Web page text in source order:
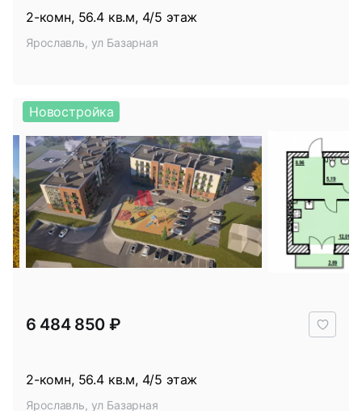
2-комн, 56.4 кв.м, 4/5 этаж
Ярославль, ул Базарная
2-комн, 56.4 кв.м, 4/5 этаж
Ярославль, ул Базарная
6 484 850 ₽
Новостройка